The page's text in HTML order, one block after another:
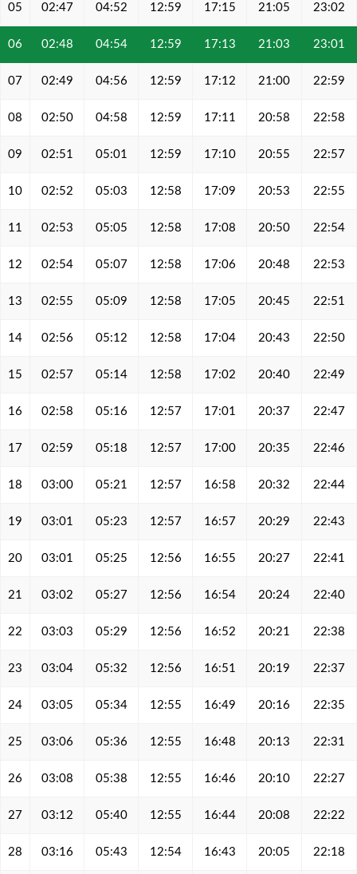
05 02:47 04:52 12:59 17:15 21:05 23:02
06 02:48 04:54 12:59 17:13 21:03 23:01
07 02:49 04:56 12:59 17:12 21:00 22:59
08 02:50 04:58 12:59 17:11 20:58 22:58
09 02:51 05:01 12:59 17:10 20:55 22:57
10 02:52 05:03 12:58 17:09 20:53 22:55
11 02:53 05:05 12:58 17:08 20:50 22:54
12 02:54 05:07 12:58 17:06 20:48 22:53
13 02:55 05:09 12:58 17:05 20:45 22:51
14 02:56 05:12 12:58 17:04 20:43 22:50
15 02:57 05:14 12:58 17:02 20:40 22:49
16 02:58 05:16 12:57 17:01 20:37 22:47
17 02:59 05:18 12:57 17:00 20:35 22:46
18 03:00 05:21 12:57 16:58 20:32 22:44
19 03:01 05:23 12:57 16:57 20:29 22:43
20 03:01 05:25 12:56 16:55 20:27 22:41
21 03:02 05:27 12:56 16:54 20:24 22:40
22 03:03 05:29 12:56 16:52 20:21 22:38
23 03:04 05:32 12:56 16:51 20:19 22:37
24 03:05 05:34 12:55 16:49 20:16 22:35
25 03:06 05:36 12:55 16:48 20:13 22:31
26 03:08 05:38 12:55 16:46 20:10 22:27
27 03:12 05:40 12:55 16:44 20:08 22:22
28 03:16 05:43 12:54 16:43 20:05 22:18